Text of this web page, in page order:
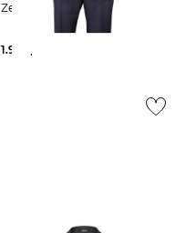
Zegna | Herren Anzug
1.990,00 €